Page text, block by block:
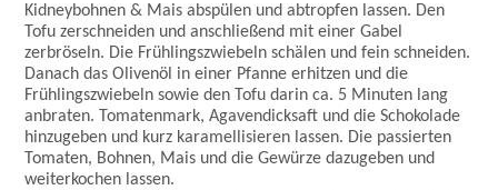
Kidneybohnen & Mais abspülen und abtropfen lassen. Den
Tofu zerschneiden und anschließend mit einer Gabel
zerbröseln. Die Frühlingszwiebeln schälen und fein schneiden.
Danach das Olivenöl in einer Pfanne erhitzen und die
Frühlingszwiebeln sowie den Tofu darin ca. 5 Minuten lang
anbraten. Tomatenmark, Agavendicksaft und die Schokolade
hinzugeben und kurz karamellisieren lassen. Die passierten
Tomaten, Bohnen, Mais und die Gewürze dazugeben und
weiterkochen lassen.